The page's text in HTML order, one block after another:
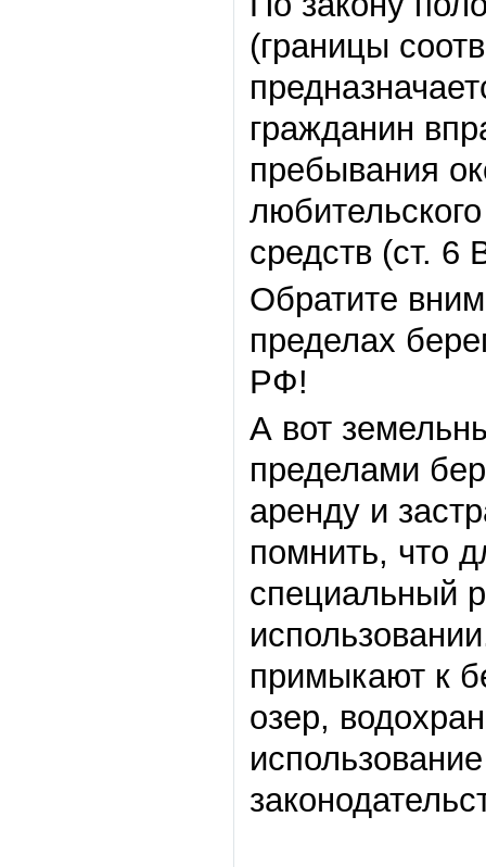
(границы
гражданин
пребывания
средств (ст. 6
Обратите
пределах
РФ!
А вот
пределами
аренду и
помнить, что
специальный
примыкают к
озер,